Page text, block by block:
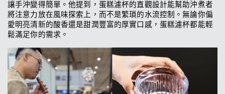
讓手沖變得簡單。他提到，蛋糕濾杯的直觀設計能幫助沖煮者
將注意力放在風味探索上，而不是繁瑣的水流控制。無論你偏
愛明亮清新的酸香還是甜潤豐富的厚實口感，蛋糕濾杯都能輕
鬆滿足你的需求。